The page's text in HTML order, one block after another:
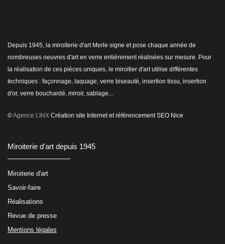
Depuis 1945, la miroiterie d'art Merle signe et pose chaque année de
nombreuses oeuvres d'art en verre entièrement réalisées sur mesure. Pour
la réalisation de ces pièces uniques, le miroitier d'art utilise différentes
techniques : façonnage, laquage, verre biseauté, insertion tissu, insertion
d'or, verre bouchardé, miroir, sablage...
©Agence LINX Création site Internet et référencement SEO Nice
Miroiterie d'art depuis 1945
Miroiterie d'art
Savoir-faire
Réalisations
Revue de presse
Mentions légales